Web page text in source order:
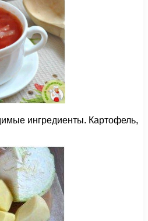
ингредиенты. Картофель,